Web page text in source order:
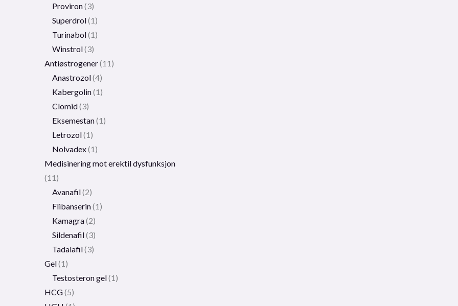
Proviron 3
Superdrol 1
Turinabol 1
Winstrol 3
Antiøstrogener 11
Anastrozol 4
Kabergolin 1
Clomid 3
Eksemestan 1
Letrozol 1
Nolvadex 1
Medisinering mot erektil dysfunksjon
11
Avanafil 2
Flibanserin 1
Kamagra 2
Sildenafil 3
Tadalafil 3
Gel 1
Testosteron gel 1
HCG 5